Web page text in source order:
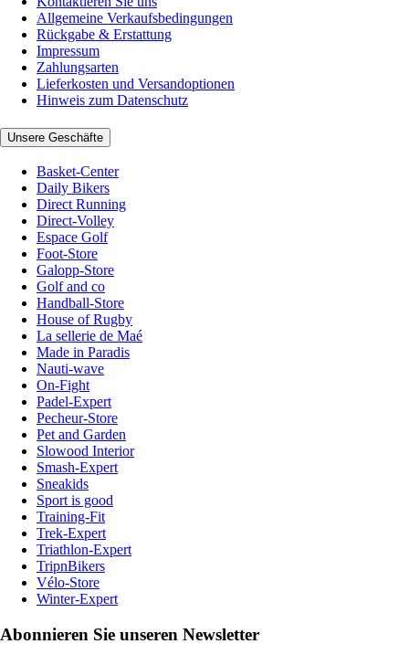
Allgemeine Verkaufsbedingungen
Rückgabe & Erstattung
Impressum
Zahlungsarten
Lieferkosten und Versandoptionen
Hinweis zum Datenschutz
Unsere Geschäfte
Basket-Center
Daily Bikers
Direct Running
Direct-Volley
Espace Golf
Foot-Store
Galopp-Store
Golf and co
Handball-Store
House of Rugby
La sellerie de Maé
Made in Paradis
Nauti-wave
On-Fight
Padel-Expert
Pecheur-Store
Pet and Garden
Slowood Interior
Smash-Expert
Sneakids
Sport is good
Training-Fit
Trek-Expert
Triathlon-Expert
TripnBikers
Vélo-Store
Winter-Expert
Abonnieren Sie unseren Newsletter